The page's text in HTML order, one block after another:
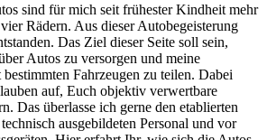
sind für mich seit frühester Kindheit mehr
Rädern. Aus dieser Autobegeisterung
Das Ziel dieser Seite soll sein,
Autos zu versorgen und meine
Fahrzeugen zu teilen. Dabei
auf, Euch objektiv verwertbare
Das überlasse ich gerne den etablierten
ausgebildeten Personal und vor